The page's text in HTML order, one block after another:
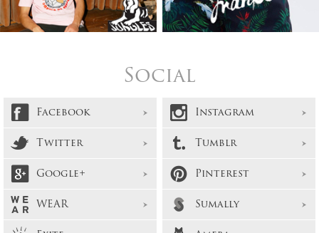
Social
Facebook
Instagram
Twitter
Tumblr
Google+
Pinterest
WEAR
Sumally